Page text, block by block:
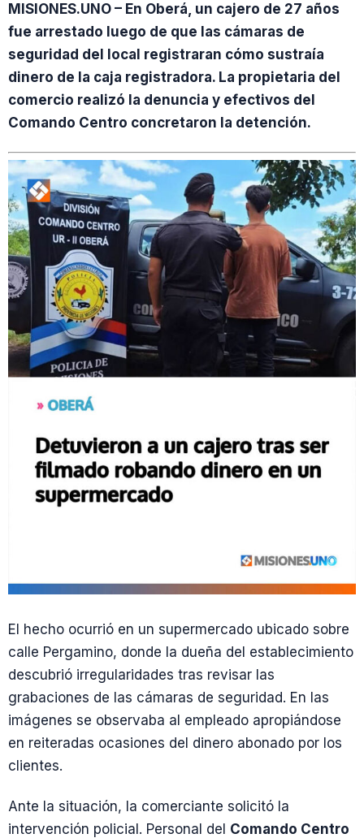
MISIONES.UNO – En Oberá, un cajero de 27 años
fue arrestado luego de que las cámaras de
seguridad del local registraran cómo sustraía
dinero de la caja registradora. La propietaria del
comercio realizó la denuncia y efectivos del
Comando Centro concretaron la detención.
El hecho ocurrió en un supermercado ubicado sobre
calle Pergamino, donde la dueña del establecimiento
descubrió irregularidades tras revisar las
grabaciones de las cámaras de seguridad. En las
imágenes se observaba al empleado apropiándose
en reiteradas ocasiones del dinero abonado por los
clientes.
Ante la situación, la comerciante solicitó la
intervención policial. Personal del Comando Centro